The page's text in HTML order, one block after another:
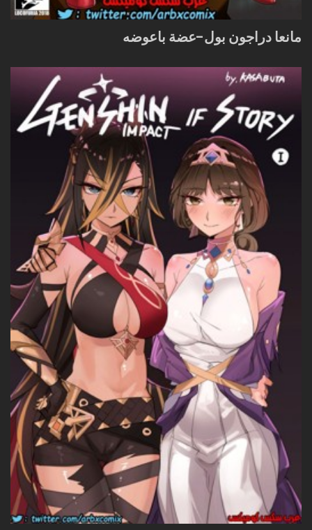
مانعا دراجون بول-عضة باعوضه